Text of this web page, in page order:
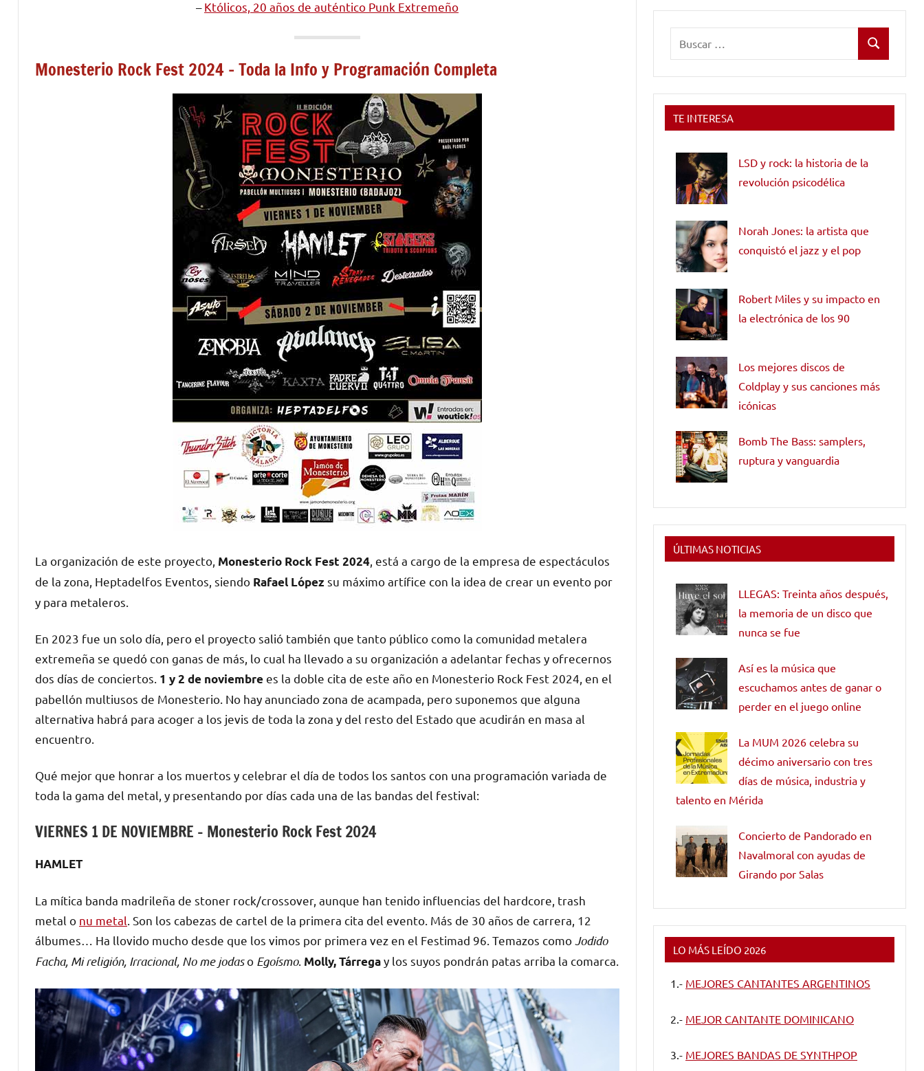
–Któlicos, 20 años de auténtico Punk Extremeño
Monesterio Rock Fest 2024 – Toda la Info y Programación Completa
La organización de este proyecto, Monesterio Rock Fest 2024 , está a cargo de la empresa de espectáculos
de la zona, Heptadelfos Eventos, siendo Rafael López su máximo artífice con la idea de crear un evento por
y para metaleros.
En 2023 fue un solo día, pero el proyecto salió también que tanto público como la comunidad metalera
extremeña se quedó con ganas de más, lo cual ha llevado a su organización a adelantar fechas y ofrecernos
dos días de conciertos. 1 y 2 de noviembrees la doble cita de este año en Monesterio Rock Fest 2024, en el
pabellón multiusos de Monesterio. No hay anunciado zona de acampada, pero suponemos que alguna
alternativa habrá para acoger a los jevis de toda la zona y del resto del Estado que acudirán en masa al
encuentro.
Qué mejor que honrar a los muertos y celebrar el día de todos los santos con una programación variada de
toda la gama del metal, y presentando por días cada una de las bandas del festival:
VIERNES 1 DE NOVIEMBRE – Monesterio Rock Fest 2024
HAMLET
La mítica banda madrileña de stoner rock/crossover, aunque han tenido influencias del hardcore, trash
metal o nu metal. Son los cabezas de cartel de la primera cita del evento. Más de 30 años de carrera, 12
álbumes… Ha llovido mucho desde que los vimos por primera vez en el Festimad 96. Temazos comoJodido
Facha, Mi religión, Irracional, No me jodaso Egoísmo. Molly, Tárregay los suyos pondrán patas arriba la comarca.
Buscar
TE INTERESA
LSD y rock: la historia de la
revolución psicodélica
Norah Jones: la artista que
conquistó el jazz y el pop
Robert Miles y su impacto en
la electrónica de los 90
Los mejores discos de
Coldplay y sus canciones más
icónicas
Bomb The Bass: samplers,
ruptura y vanguardia
ÚLTIMAS NOTICIAS
LLEGAS: Treinta años después,
la memoria de un disco que
nunca se fue
Así es la música que
escuchamos antes de ganar o
perder en el juego online
La MUM 2026 celebra su
décimo aniversario con tres
días de música, industria y
talento en Mérida
Concierto de Pandorado en
Navalmoral con ayudas de
Girando por Salas
LO MÁS LEÍDO 2026
1.- MEJORES CANTANTES ARGENTINOS
2.- MEJOR CANTANTE DOMINICANO
3.- MEJORES BANDAS DE SYNTHPOP